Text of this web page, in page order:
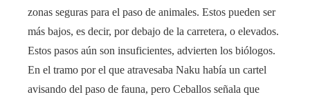
zonas seguras para el paso de animales. Estos pueden ser
más bajos, es decir, por debajo de la carretera, o elevados.
Estos pasos aún son insuficientes, advierten los biólogos.
En el tramo por el que atravesaba Naku había un cartel
avisando del paso de fauna, pero Ceballos señala que